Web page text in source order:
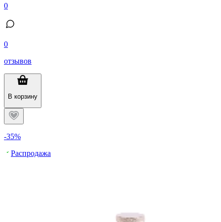
0
0
отзывов
В корзину
-35%
Распродажа